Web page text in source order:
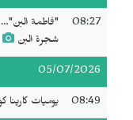
08:27
"فاطمة البن"…
شجرة البن
05/07/2026
08:49 يوميات